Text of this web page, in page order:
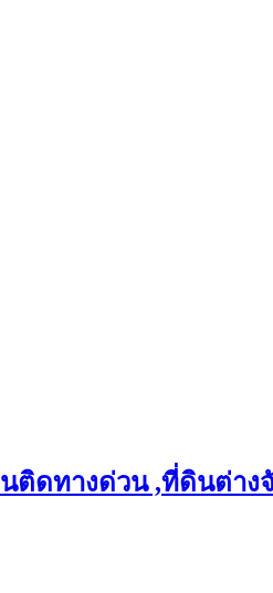
ติดทางด่วน ,ที่ดินต่าง